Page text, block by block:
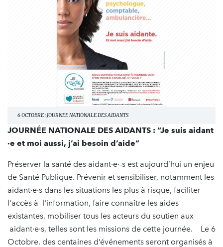
6 OCTOBRE : JOURNEE NATIONALE DES AIDANTS
JOURNÉE NATIONALE DES AIDANTS : “Je suis aidant​
·​e et moi aussi, j’ai besoin d’aide”
Préserver la santé des aidant·e·-s est aujourd’hui un enjeu
de Santé Publique. Prévenir et sensibiliser, notamment les
aidant·e·s dans les situations les plus à risque, faciliter
l'accès à l'information, faire connaître les aides
existantes, mobiliser tous les acteurs du soutien aux
aidant·e·s, telles sont les missions de cette journée. Le 6
Octobre, des centaines d’événements seront organisés à